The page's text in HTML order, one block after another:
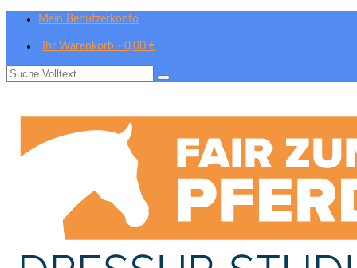
Mein Benutzerkonto
Ihr Warenkorb - 0,00 €
Suche